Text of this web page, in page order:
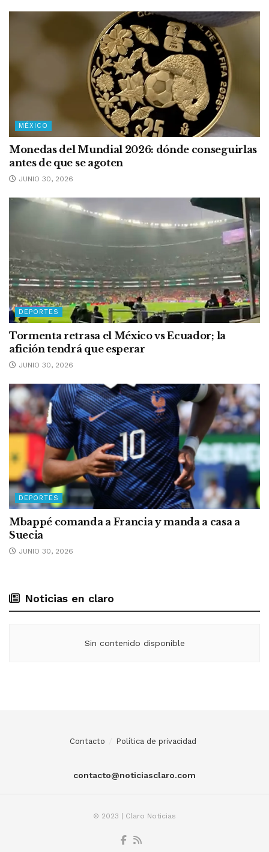
MÉXICO
Monedas del Mundial 2026: dónde conseguirlas
antes de que se agoten
JUNIO 30, 2026
DEPORTES
Tormenta retrasa el México vs Ecuador; la
afición tendrá que esperar
JUNIO 30, 2026
DEPORTES
Mbappé comanda a Francia y manda a casa a
Suecia
JUNIO 30, 2026
Noticias en claro
Sin contenido disponible
Contacto Política de privacidad
contacto@noticiasclaro.com
© 2023 | Claro Noticias